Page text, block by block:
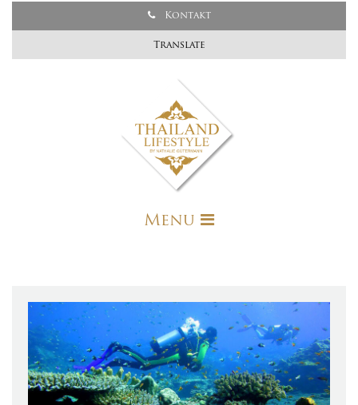
Kontakt
Translate
Menu